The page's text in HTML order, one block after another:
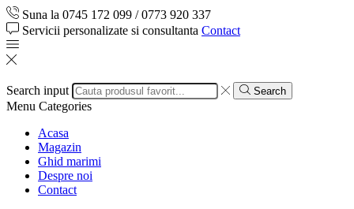
Suna la 0745 172 099 / 0773 920 337
Servicii personalizate si consultanta Contact
Search input Search
Menu Categories
Acasa
Magazin
Ghid marimi
Despre noi
Contact